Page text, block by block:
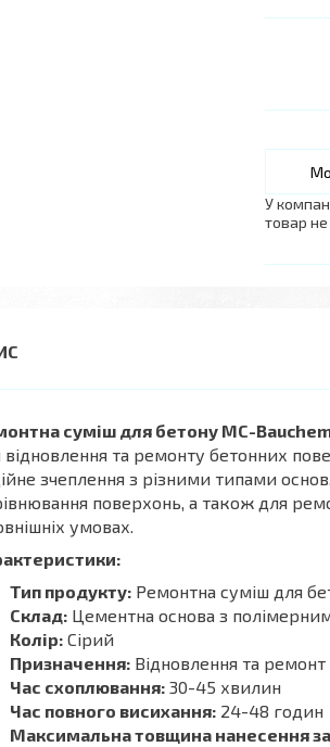
У
товар
суміш для бетону MC-
відновлення та ремонту бетонних
зчеплення з різними типами
поверхонь, а також для
умовах.
Тип продукту: Ремонтна суміш для
Склад: Цементна основа з
Колір: Сірий
Призначення: Відновлення та
Час схоплювання: 30-45 хвилин
Час повного висихання: 24-48 годин
Максимальна товщина нанесення